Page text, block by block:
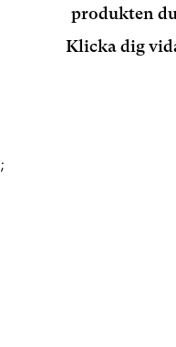
produkten
Klicka dig
;